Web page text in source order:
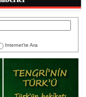
Internet'te Ara